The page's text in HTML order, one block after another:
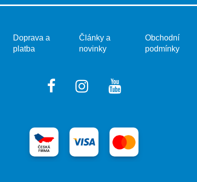
Doprava a
platba
Články a
novinky
Obchodní
podmínky